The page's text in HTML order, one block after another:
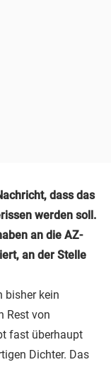
dass das
werden soll.
an die AZ-
an der Stelle
bisher kein
Rest von
fast überhaupt
Dichter. Das